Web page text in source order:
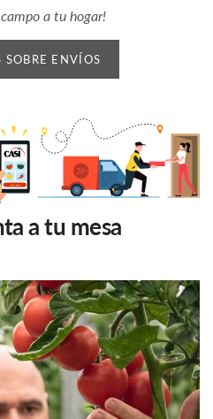
a tu hogar!
SOBRE ENVÍOS
a tu mesa